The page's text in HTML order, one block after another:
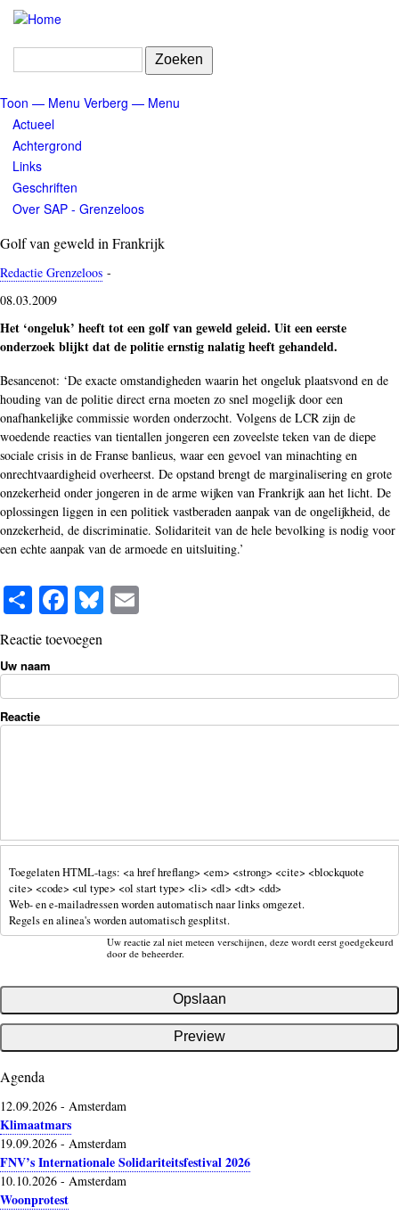
Overslaan
naar
gaan
Zoeken
Menu
Toon — Menu Verberg — Menu
Actueel
Achtergrond
Links
Geschriften
Over SAP - Grenzeloos
Golf van geweld in Frankrijk
Redactie Grenzeloos -
08.03.2009
Het ‘ongeluk’ heeft tot een golf van geweld geleid. Uit een eerste
onderzoek blijkt dat de politie ernstig nalatig heeft gehandeld.
Besancenot: ‘De exacte omstandigheden waarin het ongeluk plaatsvond en de
houding van de politie direct erna moeten zo snel mogelijk door een
onafhankelijke commissie worden onderzocht. Volgens de LCR zijn de
woedende reacties van tientallen jongeren een zoveelste teken van de diepe
sociale crisis in de Franse banlieus, waar een gevoel van minachting en
onrechtvaardigheid overheerst. De opstand brengt de marginalisering en grote
onzekerheid onder jongeren in de arme wijken van Frankrijk aan het licht. De
oplossingen liggen in een politiek vastberaden aanpak van de ongelijkheid, de
onzekerheid, de discriminatie. Solidariteit van de hele bevolking is nodig voor
een echte aanpak van de armoede en uitsluiting.’
S
ha
re
Fa
ce
bo
ok
Bl
ue
y
Reactie toevoegen
Uw naam
Reactie
Toegelaten HTML-tags: <a href hreflang> <em> <strong> <cite> <blockquote
cite> <code> <ul type> <ol start type> <li> <dl> <dt> <dd>
Web- en e-mailadressen worden automatisch naar links omgezet.
Regels en alinea's worden automatisch gesplitst.
Uw reactie zal niet meteen verschijnen, deze wordt eerst goedgekeurd
door de beheerder.
Agenda
12.09.2026 - Amsterdam
Klimaatmars
19.09.2026 - Amsterdam
FNV’s Internationale Solidariteitsfestival 2026
10.10.2026 - Amsterdam
Woonprotest